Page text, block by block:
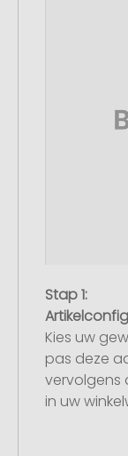
Stap 1:
Kies uw
pas deze
vervolgens
in uw